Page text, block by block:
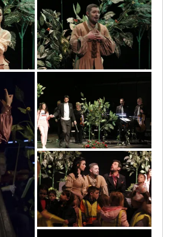
mg_5405
mg_5515
mg_5539